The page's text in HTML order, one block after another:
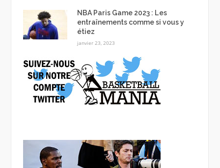
NBA Paris Game 2023 : Les
entraînements comme si vous y
étiez
janvier 23, 2023